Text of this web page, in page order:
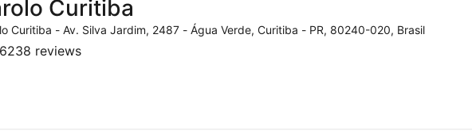
Curitiba
Curitiba - Av. Silva Jardim, 2487 - Água Verde, Curitiba - PR, 80240-020, Brasil
6238 reviews